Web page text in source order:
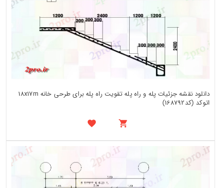
دانلود نقشه جزئیات پله و راه پله تقویت راه پله برای طرحی خانه 18x17m
اتوکد (کد168792)